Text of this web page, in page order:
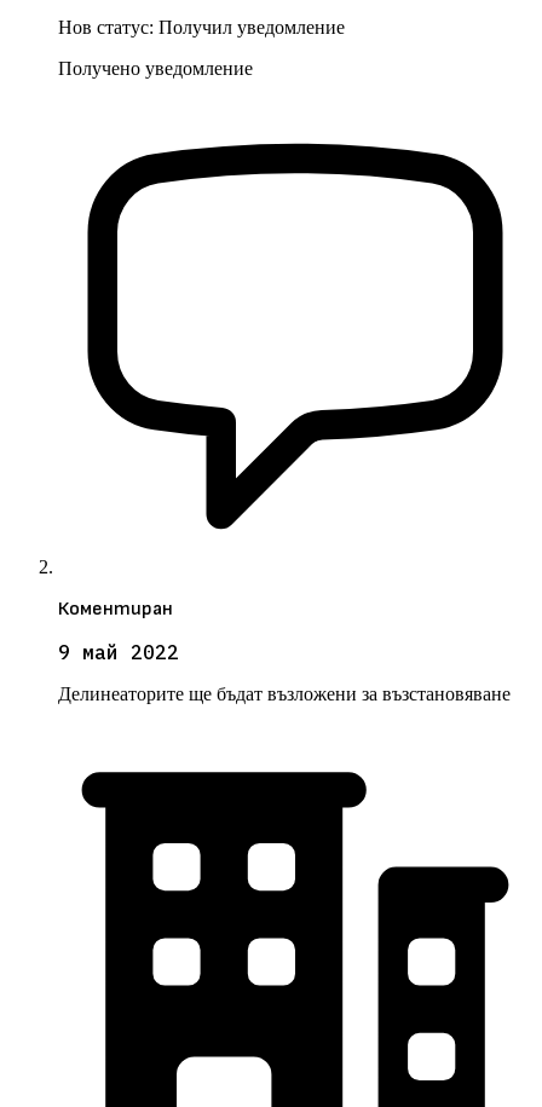
Нов статус: Получил уведомление
Получено уведомление
Коментиран
9 май 2022
Делинеаторите ще бъдат възложени за възстановяване